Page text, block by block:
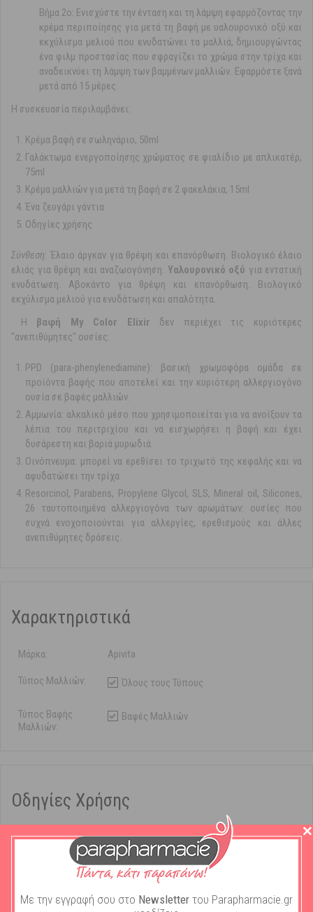
Βήμα 2ο: Ενισχύστε την ένταση και τη λάμψη εφαρμόζοντας την
κρέμα περιποίησης για μετά τη βαφή με υαλουρονικό οξύ και
εκχύλισμα μελιού που ενυδατώνει τα μαλλιά, δημιουργώντας
ένα φιλμ προστασίας που σφραγίζει το χρώμα στην τρίχα και
αναδεικνύει τη λάμψη των βαμμένων μαλλιών. Εφαρμόστε ξανά
μετά από 15 μέρες.
Η συσκευασία περιλαμβάνει:
Κρέμα βαφή σε σωληνάριο, 50ml
Γαλάκτωμα ενεργοποίησης χρώματος σε φιαλίδιο με απλικατέρ,
75ml
Κρέμα μαλλιών για μετά τη βαφή σε 2 φακελάκια, 15ml
Ένα ζευγάρι γάντια
Οδηγίες χρήσης
Σύvθεση: Έλαιο άργκαν για θρέψη και επανόρθωση. Βιολογικό έλαιο
ελιάς για θρέψη και αναζωογόνηση. Υαλουρονικό οξύ για εντατική
ενυδάτωση. Αβοκάντο για θρέψη και επανόρθωση. Βιολογικό
εκχύλισμα μελιού για ενυδάτωση και απαλότητα.
Η βαφή My Color Elixir δεν περιέχει τις κυριότερες
"ανεπιθύμητες" ουσίες:
PPD (para-phenylenediamine): βασική χρωμοφόρα ομάδα σε
προϊόντα βαφής που αποτελεί και την κυριότερη αλλεργιογόνο
ουσία σε βαφές μαλλιών.
Αμμωνία: αλκαλικό μέσο που χρησιμοποιείται για να ανοίξουν τα
λέπια του περιτριχίου και να εισχωρήσει η βαφή και έχει
δυσάρεστη και βαριά μυρωδιά.
Οινόπνευμα: μπορεί να ερεθίσει το τριχωτό της κεφαλής και να
αφυδατώσει την τρίχα
Resorcinol, Parabens, Propylene Glycol, SLS, Mineral oil, Silicones,
26 ταυτοποιημένα αλλεργιογόνα των αρωμάτων: ουσίες που
συχνά ενοχοποιούνται για αλλεργίες, ερεθισμούς και άλλες
ανεπιθύμητες δράσεις.
Χαρακτηριστικά
Μάρκα: Apivita
Τύπος Μαλλιών: Όλους τους Τύπους
Τύπος Βαφής
Μαλλιών:
Βαφές Μαλλιών
Οδηγίες Χρήσης
Μάθετε πώς μπορείτε με εύκολο τρόπο να βάψετε μόνη σας τα
μαλλιά σας στο σπίτι με τη νέα βαφή μαλλιών My Color Elixir της
APIVITA. Προετοιμασία και εφαρμογή - Πρώτη χρήση Ακολουθήστε τα
παρακάτω βήματα: 1. Προστατέψτε τα ρούχα σας, τοποθετώντας μια
πετσέτα στους ώμους κατά την εφαρμογή της βαφής και αν φοράτε
κοσμήματα αφαιρέστε τα. Φορέστε τα γάντια που υπάρχουν στη
συσκευασία. Απλώστε μικρή ποσότητα έλαιο κοντά στο στεφάνι των
Με την εγγραφή σου στο Newsletter του Parapharmacie.gr